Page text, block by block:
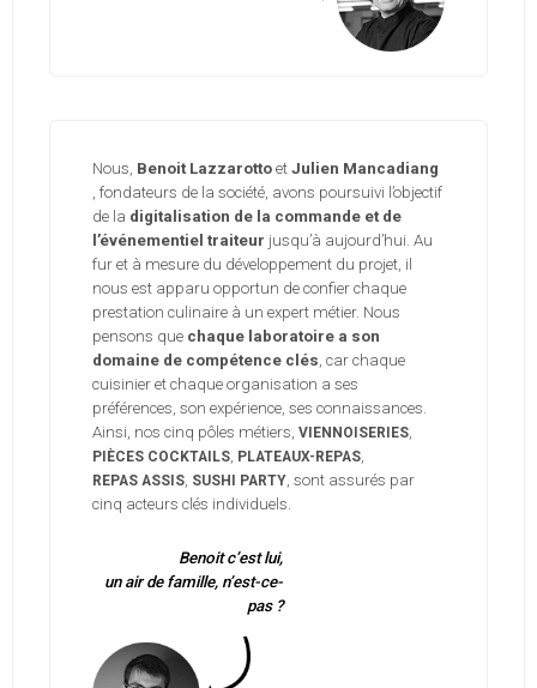
Nous, Benoit Lazzarotto et Julien Mancadiang
, fondateurs de la société, avons poursuivi l’objectif
de la digitalisation de la commande et de
l’événementiel traiteur jusqu’à aujourd’hui. Au
fur et à mesure du développement du projet, il
nous est apparu opportun de confier chaque
prestation culinaire à un expert métier. Nous
pensons que chaque laboratoire a son
domaine de compétence clés , car chaque
cuisinier et chaque organisation a ses
préférences, son expérience, ses connaissances.
Ainsi, nos cinq pôles métiers, VIENNOISERIES
PIÈCES COCKTAILS PLATEAUX-REPAS
REPAS ASSIS SUSHI PARTY , sont assurés par
cinq acteurs clés individuels.
Benoit c’est lui,
un air de famille, n’est-ce-
pas ?